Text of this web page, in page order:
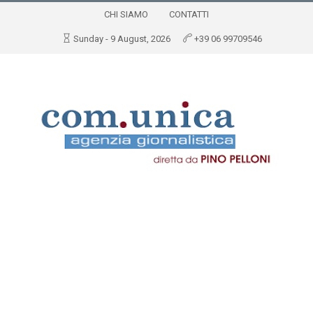
CHI SIAMO CONTATTI
Sunday - 9 August, 2026 +39 06 99709546